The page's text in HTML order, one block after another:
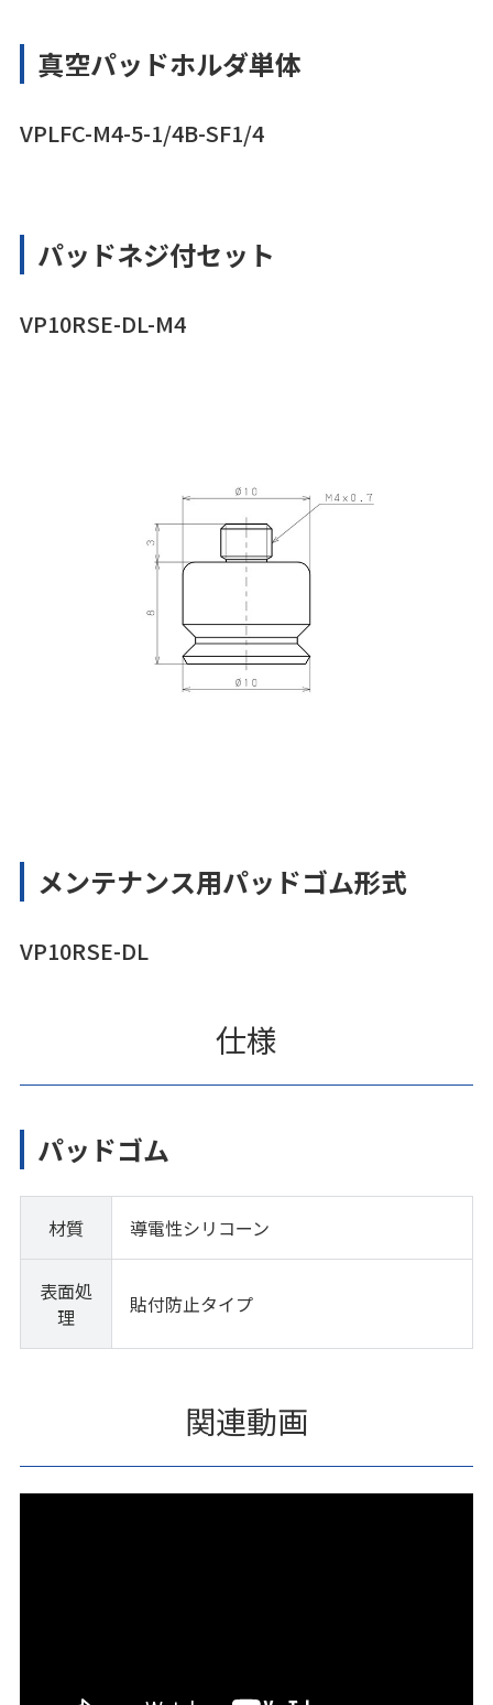
真空パッドホルダ単体
VPLFC-M4-5-1/4B-SF1/4
パッドネジ付セット
VP10RSE-DL-M4
メンテナンス用パッドゴム形式
VP10RSE-DL
仕様
パッドゴム
材質 導電性シリコーン
表面処
理
貼付防止タイプ
関連動画